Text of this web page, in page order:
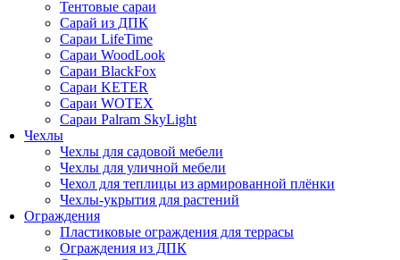
Тентовые сараи
Сарай из ДПК
Cараи LifeTime
Cараи WoodLook
Сараи BlackFox
Сараи KETER
Сараи WOTEX
Сараи Palram SkyLight
Чехлы
Чехлы для садовой мебели
Чехлы для уличной мебели
Чехол для теплицы из армированной плёнки
Чехлы-укрытия для растений
Ограждения
Пластиковые ограждения для террасы
Ограждения из ДПК